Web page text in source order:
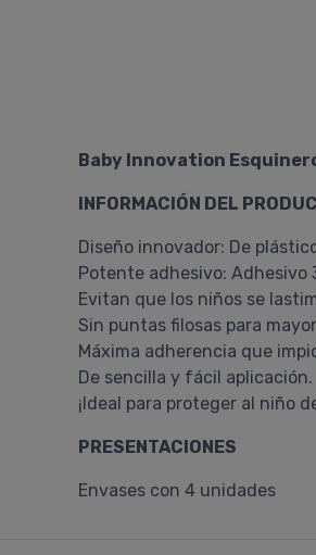
Baby Innovation
INFORMACIÓN DEL
Diseño innovador: De
Potente adhesivo: Adhesivo
Evitan que los niños se
Sin puntas filosas para
Máxima adherencia que
De sencilla y fácil aplicación.
¡Ideal para proteger al niño
PRESENTACIONES
Envases con 4 unidades